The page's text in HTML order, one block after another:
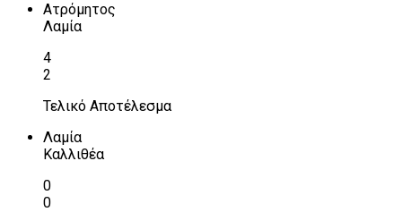
Ατρόμητος
Λαμία
4
2
Τελικό Αποτέλεσμα
Λαμία
Καλλιθέα
0
0